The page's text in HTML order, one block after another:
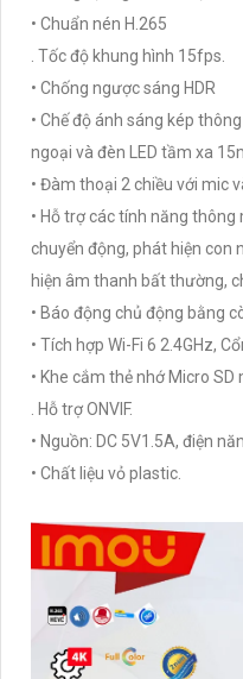
• Chuẩn nén H.265
. Tốc độ khung hình 15fps.
• Chống ngược sáng HDR
• Chế độ ánh sáng kép
ngoại và đèn LED tầm xa
• Đàm thoại 2 chiều với mic
• Hỗ trợ các tính năng thông
chuyển động, phát hiện con
hiện âm thanh bất thường,
• Báo động chủ động bằng
• Tích hợp Wi-Fi 6 2.4GHz,
• Khe cắm thẻ nhớ Micro SD
. Hỗ trợ ONVIF.
• Nguồn: DC 5V1.5A, điện
• Chất liệu vỏ plastic.